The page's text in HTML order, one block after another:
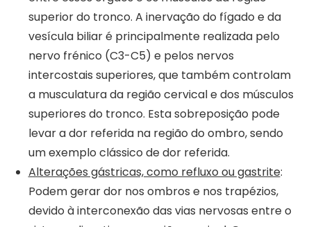
superior do tronco. A inervação do fígado e da
vesícula biliar é principalmente realizada pelo
nervo frénico (C3-C5) e pelos nervos
intercostais superiores, que também controlam
a musculatura da região cervical e dos músculos
superiores do tronco. Esta sobreposição pode
levar a dor referida na região do ombro, sendo
um exemplo clássico de dor referida.
Alterações gástricas, como refluxo ou gastrite:
Podem gerar dor nos ombros e nos trapézios,
devido à interconexão das vias nervosas entre o